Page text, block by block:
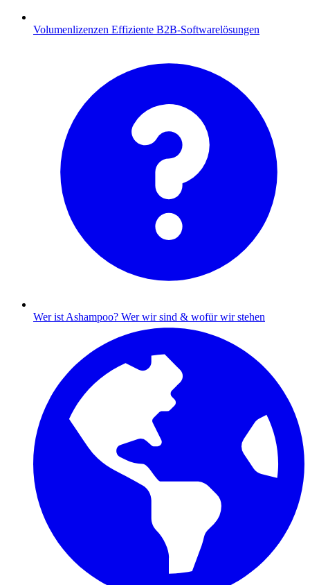
Volumenlizenzen Effiziente B2B-Softwarelösungen
Wer ist Ashampoo? Wer wir sind & wofür wir stehen